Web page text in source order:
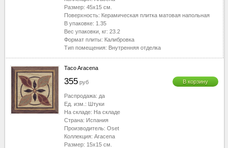
80-90
▼
90-100
100-110
▼
110-120
120-130
Размер: 45x15 см.
Поверхность: Керамическая плитка матовая напольная
В упаковке: 1.35
Вес упаковки, кг: 23.2
Формат плиты: Калибровка
Тип помещения: Внутренняя отделка
Taco Aracena
355 руб В корзину
Распродажа: да
Ед. изм.: Штуки
На складе: На складе
Страна: Испания
Производитель: Oset
Коллекция: Aracena
Размер: 15x15 см.